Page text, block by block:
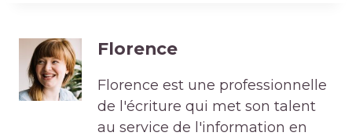
Florence
Florence est une professionnelle
de l'écriture qui met son talent
au service de l'information en